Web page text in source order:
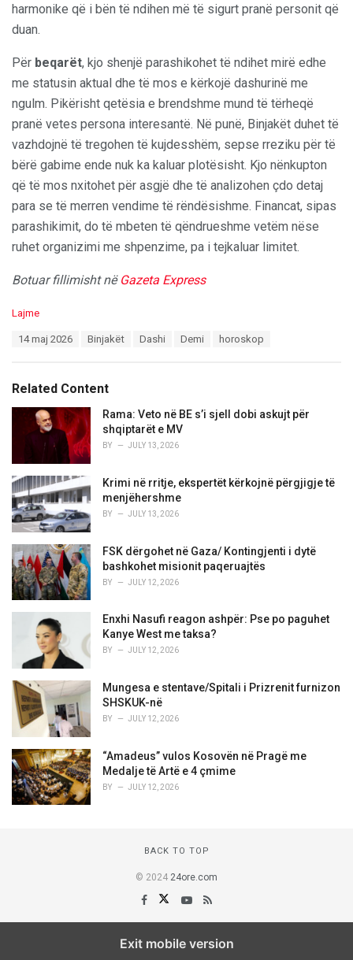
harmonike që i bën të ndihen më të sigurt pranë personit që
duan.
Për beqarët, kjo shenjë parashikohet të ndihet mirë edhe
me statusin aktual dhe të mos e kërkojë dashurinë me
ngulm. Pikërisht qetësia e brendshme mund të tërheqë
pranë vetes persona interesantë. Në punë, Binjakët duhet të
vazhdojnë të tregohen të kujdesshëm, sepse rreziku për të
bërë gabime ende nuk ka kaluar plotësisht. Kjo nënkupton
që të mos nxitohet për asgjë dhe të analizohen çdo detaj
para se të merren vendime të rëndësishme. Financat, sipas
parashikimit, do të mbeten të qëndrueshme vetëm nëse
ruhet organizimi me shpenzime, pa i tejkaluar limitet.
Botuar fillimisht në Gazeta Express
C
o
r
i
Lajme
:
14 maj 2026 Binjakët Dashi Demi horoskop
Related Content
Rama: Veto në BE s’i sjell dobi askujt për
shqiptarët e MV
BY JULY 13, 2026
Krimi në rritje, ekspertët kërkojnë përgjigje të
menjëhershme
BY JULY 13, 2026
FSK dërgohet në Gaza/ Kontingjenti i dytë
bashkohet misionit paqeruajtës
BY JULY 12, 2026
Enxhi Nasufi reagon ashpër: Pse po paguhet
Kanye West me taksa?
BY JULY 12, 2026
Mungesa e stentave/Spitali i Prizrenit furnizon
SHSKUK-në
BY JULY 12, 2026
“Amadeus” vulos Kosovën në Pragë me
Medalje të Artë e 4 çmime
BY JULY 12, 2026
BACK TO TOP
© 2024 24ore.com
Exit mobile version